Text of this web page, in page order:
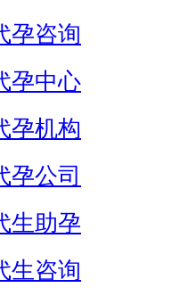
孕咨询
孕中心
孕机构
孕公司
生助孕
生咨询